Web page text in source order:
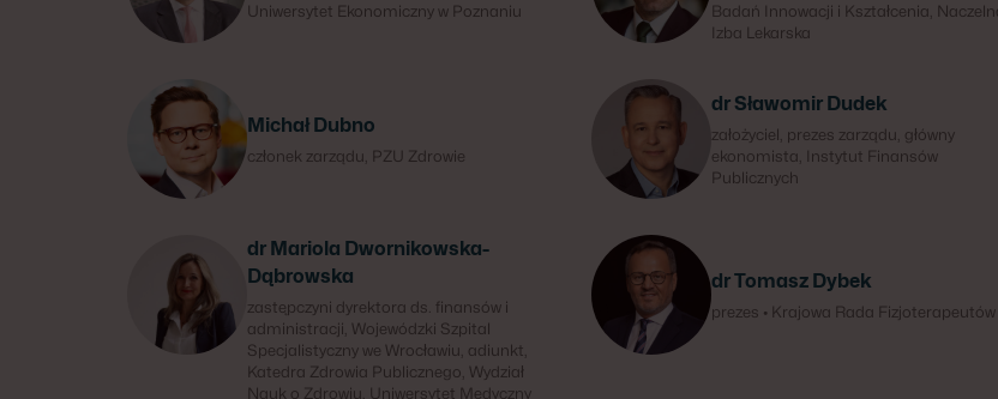
Uniwersytet Ekonomiczny w Poznaniu
Badań Innowacji i Kształcenia,
Izba Lekarska
Michał Dubno
członek zarządu, PZU Zdrowie
dr Sławomir Dudek
założyciel, prezes zarządu, główny
ekonomista, Instytut Finansów
Publicznych
dr Mariola Dwornikowska-
Dąbrowska
zastępczyni dyrektora ds. finansów i
administracji, Wojewódzki Szpital
Specjalistyczny we Wrocławiu, adiunkt,
Katedra Zdrowia Publicznego, Wydział
Nauk o Zdrowiu, Uniwersytet Medyczny
dr Tomasz Dybek
prezes • Krajowa Rada Fizjoterapeutów